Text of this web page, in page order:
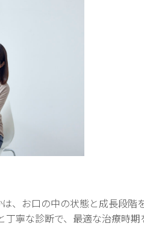
、お口の中の状態と成長段階
寧な診断で、最適な治療時期